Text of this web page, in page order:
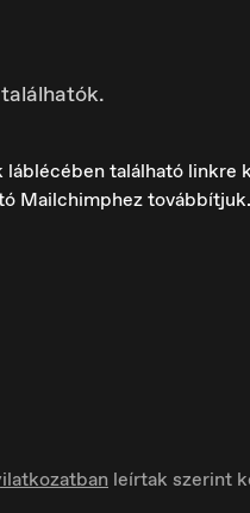
találhatók.
található linkre
Mailchimphez
leírtak szerint